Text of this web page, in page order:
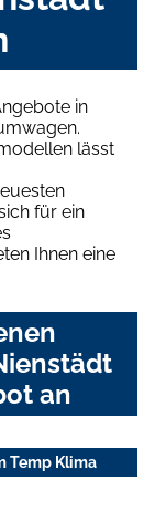
in
lässt
für ein
Ihnen eine
an
Temp Klima